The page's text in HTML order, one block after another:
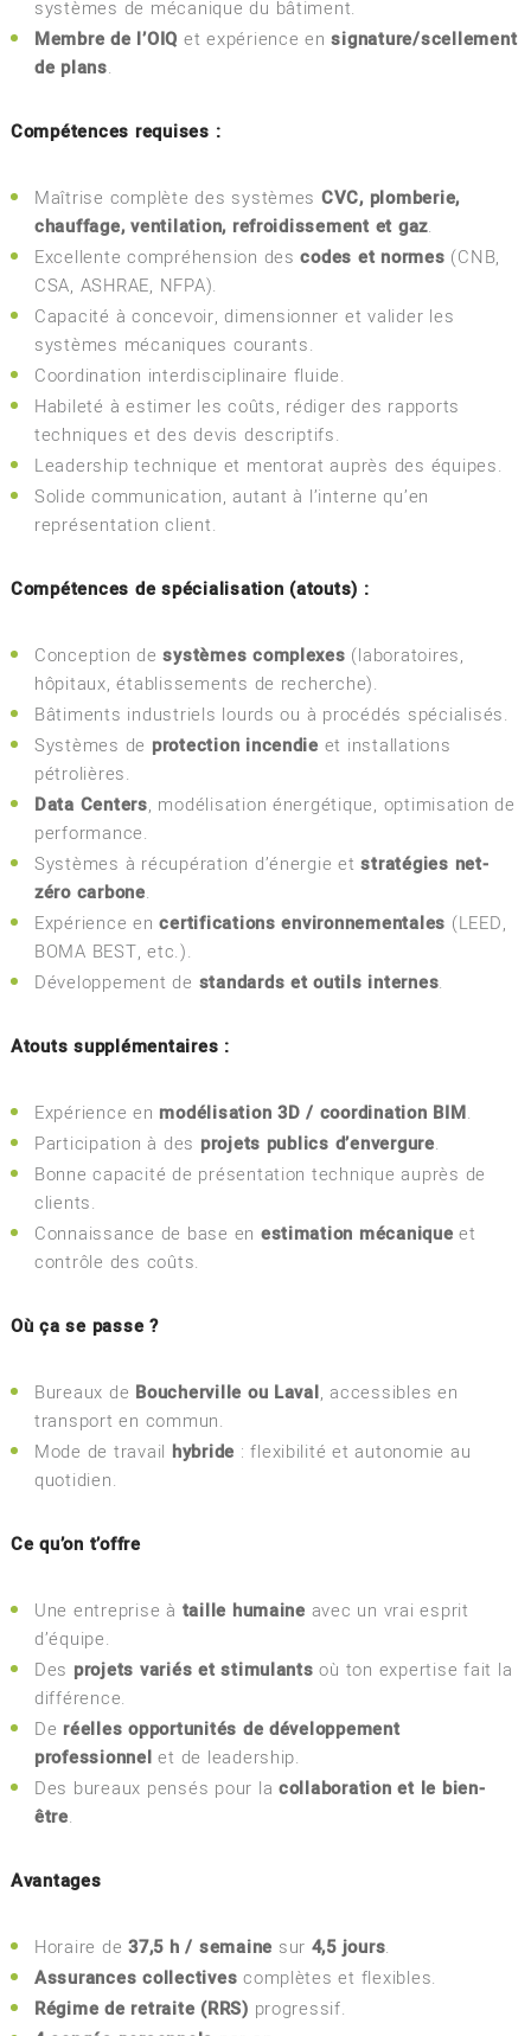
systèmes de mécanique du bâtiment.
Membre de l’OIQ et expérience ensignature/scellement
de plans.
Compétences requises :
Maîtrise complète des systèmes CVC, plomberie,
chauffage, ventilation, refroidissement et gaz.
Excellente compréhension descodes et normes (CNB,
CSA, ASHRAE, NFPA).
Capacité à concevoir, dimensionner et valider les
systèmes mécaniques courants.
Coordination interdisciplinaire fluide.
Habileté à estimer les coûts, rédiger des rapports
techniques et des devis descriptifs.
Leadership technique et mentorat auprès des équipes.
Solide communication, autant à l’interne qu’en
représentation client.
Compétences de spécialisation (atouts) :
Conception desystèmes complexes (laboratoires,
hôpitaux, établissements de recherche).
Bâtiments industriels lourds ou à procédés spécialisés.
Systèmes de protection incendie et installations
pétrolières.
Data Centers, modélisation énergétique, optimisation de
performance.
Systèmes à récupération d’énergie etstratégies net-
zéro carbone.
Expérience encertifications environnementales (LEED,
BOMA BEST, etc.).
Développement de standards et outils internes.
Atouts supplémentaires :
Expérience en modélisation 3D / coordination BIM.
Participation à des projets publics d’envergure.
Bonne capacité de présentation technique auprès de
clients.
Connaissance de base en estimation mécanique et
contrôle des coûts.
Où ça se passe ?
Bureaux de Boucherville ou Laval, accessibles en
transport en commun.
Mode de travail hybride : flexibilité et autonomie au
quotidien.
Ce qu’on t’offre
Une entreprise à taille humaine avec un vrai esprit
d’équipe.
Des projets variés et stimulants où ton expertise fait la
différence.
De réelles opportunités de développement
professionnel et de leadership.
Des bureaux pensés pour la collaboration et le bien-
être.
Avantages
Horaire de37,5 h / semaine sur 4,5 jours.
Assurances collectives complètes et flexibles.
Régime de retraite (RRS) progressif.